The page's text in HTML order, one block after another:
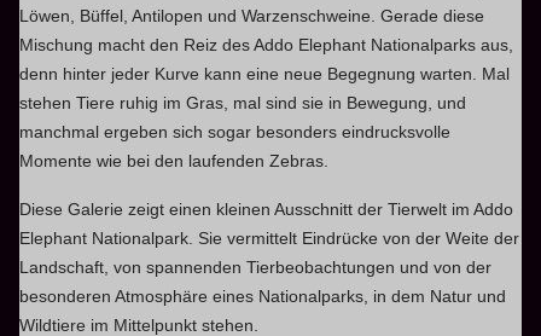
Löwen, Büffel, Antilopen und Warzenschweine. Gerade diese
Mischung macht den Reiz des Addo Elephant Nationalparks aus,
denn hinter jeder Kurve kann eine neue Begegnung warten. Mal
stehen Tiere ruhig im Gras, mal sind sie in Bewegung, und
manchmal ergeben sich sogar besonders eindrucksvolle
Momente wie bei den laufenden Zebras.
Diese Galerie zeigt einen kleinen Ausschnitt der Tierwelt im Addo
Elephant Nationalpark. Sie vermittelt Eindrücke von der Weite der
Landschaft, von spannenden Tierbeobachtungen und von der
besonderen Atmosphäre eines Nationalparks, in dem Natur und
Wildtiere im Mittelpunkt stehen.